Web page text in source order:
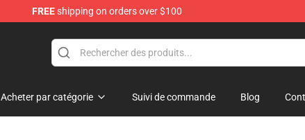
FREEshipping on orders over $100
Acheter par catégorie Suivi de commande Blog